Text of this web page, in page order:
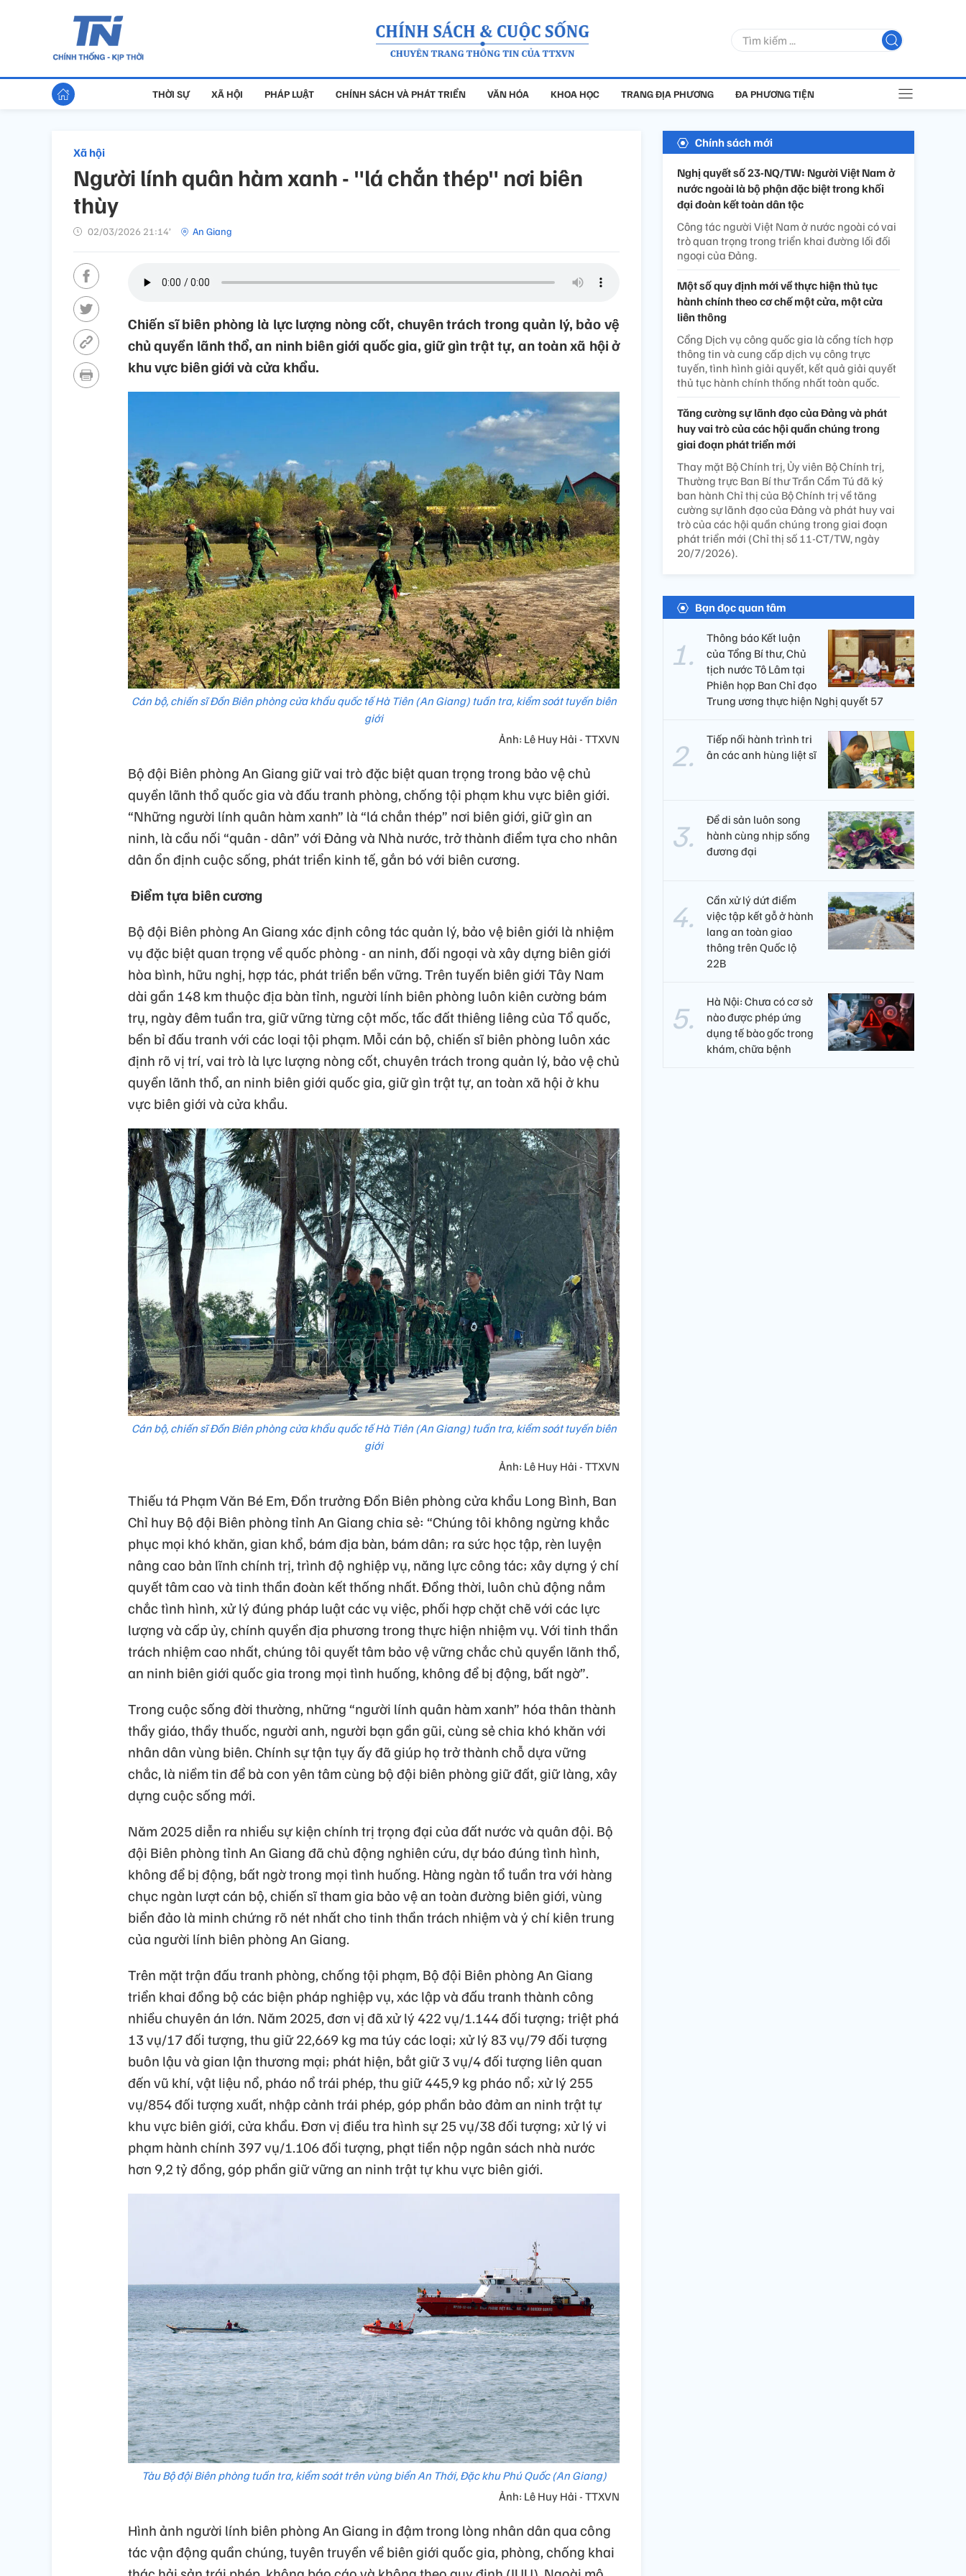
THỜI SỰ XÃ HỘI PHÁP LUẬT CHÍNH SÁCH VÀ PHÁT TRIỂN VĂN HÓA KHOA HỌC TRANG ĐỊA PHƯƠNG ĐA PHƯƠNG TIỆN
Xã hội
Người lính quân hàm xanh - "lá chắn thép" nơi biên
thùy
02/03/2026 21:14’ An Giang
Chiến sĩ biên phòng là lực lượng nòng cốt, chuyên trách trong quản lý, bảo vệ
chủ quyền lãnh thổ, an ninh biên giới quốc gia, giữ gìn trật tự, an toàn xã hội ở
khu vực biên giới và cửa khẩu.
Cán bộ, chiến sĩ Đồn Biên phòng cửa khẩu quốc tế Hà Tiên (An Giang) tuần tra, kiểm soát tuyến biên
giới
Ảnh: Lê Huy Hải - TTXVN
Bộ đội Biên phòng An Giang giữ vai trò đặc biệt quan trọng trong bảo vệ chủ
quyền lãnh thổ quốc gia và đấu tranh phòng, chống tội phạm khu vực biên giới.
“Những người lính quân hàm xanh” là “lá chắn thép” nơi biên giới, giữ gìn an
ninh, là cầu nối “quân - dân” với Đảng và Nhà nước, trở thành điểm tựa cho nhân
dân ổn định cuộc sống, phát triển kinh tế, gắn bó với biên cương.
Điểm tựa biên cương
Bộ đội Biên phòng An Giang xác định công tác quản lý, bảo vệ biên giới là nhiệm
vụ đặc biệt quan trọng về quốc phòng - an ninh, đối ngoại và xây dựng biên giới
hòa bình, hữu nghị, hợp tác, phát triển bền vững. Trên tuyến biên giới Tây Nam
dài gần 148 km thuộc địa bàn tỉnh, người lính biên phòng luôn kiên cường bám
trụ, ngày đêm tuần tra, giữ vững từng cột mốc, tấc đất thiêng liêng của Tổ quốc,
bền bỉ đấu tranh với các loại tội phạm. Mỗi cán bộ, chiến sĩ biên phòng luôn xác
định rõ vị trí, vai trò là lực lượng nòng cốt, chuyên trách trong quản lý, bảo vệ chủ
quyền lãnh thổ, an ninh biên giới quốc gia, giữ gìn trật tự, an toàn xã hội ở khu
vực biên giới và cửa khẩu.
Cán bộ, chiến sĩ Đồn Biên phòng cửa khẩu quốc tế Hà Tiên (An Giang) tuần tra, kiểm soát tuyến biên
giới
Ảnh: Lê Huy Hải - TTXVN
Thiếu tá Phạm Văn Bé Em, Đồn trưởng Đồn Biên phòng cửa khẩu Long Bình, Ban
Chỉ huy Bộ đội Biên phòng tỉnh An Giang chia sẻ: “Chúng tôi không ngừng khắc
phục mọi khó khăn, gian khổ, bám địa bàn, bám dân; ra sức học tập, rèn luyện
nâng cao bản lĩnh chính trị, trình độ nghiệp vụ, năng lực công tác; xây dựng ý chí
quyết tâm cao và tinh thần đoàn kết thống nhất. Đồng thời, luôn chủ động nắm
chắc tình hình, xử lý đúng pháp luật các vụ việc, phối hợp chặt chẽ với các lực
lượng và cấp ủy, chính quyền địa phương trong thực hiện nhiệm vụ. Với tinh thần
trách nhiệm cao nhất, chúng tôi quyết tâm bảo vệ vững chắc chủ quyền lãnh thổ,
an ninh biên giới quốc gia trong mọi tình huống, không để bị động, bất ngờ”.
Trong cuộc sống đời thường, những “người lính quân hàm xanh” hóa thân thành
thầy giáo, thầy thuốc, người anh, người bạn gần gũi, cùng sẻ chia khó khăn với
nhân dân vùng biên. Chính sự tận tụy ấy đã giúp họ trở thành chỗ dựa vững
chắc, là niềm tin để bà con yên tâm cùng bộ đội biên phòng giữ đất, giữ làng, xây
dựng cuộc sống mới.
Năm 2025 diễn ra nhiều sự kiện chính trị trọng đại của đất nước và quân đội. Bộ
đội Biên phòng tỉnh An Giang đã chủ động nghiên cứu, dự báo đúng tình hình,
không để bị động, bất ngờ trong mọi tình huống. Hàng ngàn tổ tuần tra với hàng
chục ngàn lượt cán bộ, chiến sĩ tham gia bảo vệ an toàn đường biên giới, vùng
biển đảo là minh chứng rõ nét nhất cho tinh thần trách nhiệm và ý chí kiên trung
của người lính biên phòng An Giang.
Trên mặt trận đấu tranh phòng, chống tội phạm, Bộ đội Biên phòng An Giang
triển khai đồng bộ các biện pháp nghiệp vụ, xác lập và đấu tranh thành công
nhiều chuyên án lớn. Năm 2025, đơn vị đã xử lý 422 vụ/1.144 đối tượng; triệt phá
13 vụ/17 đối tượng, thu giữ 22,669 kg ma túy các loại; xử lý 83 vụ/79 đối tượng
buôn lậu và gian lận thương mại; phát hiện, bắt giữ 3 vụ/4 đối tượng liên quan
đến vũ khí, vật liệu nổ, pháo nổ trái phép, thu giữ 445,9 kg pháo nổ; xử lý 255
vụ/854 đối tượng xuất, nhập cảnh trái phép, góp phần bảo đảm an ninh trật tự
khu vực biên giới, cửa khẩu. Đơn vị điều tra hình sự 25 vụ/38 đối tượng; xử lý vi
phạm hành chính 397 vụ/1.106 đối tượng, phạt tiền nộp ngân sách nhà nước
hơn 9,2 tỷ đồng, góp phần giữ vững an ninh trật tự khu vực biên giới.
Tàu Bộ đội Biên phòng tuần tra, kiểm soát trên vùng biển An Thới, Đặc khu Phú Quốc (An Giang)
Ảnh: Lê Huy Hải - TTXVN
Hình ảnh người lính biên phòng An Giang in đậm trong lòng nhân dân qua công
tác vận động quần chúng, tuyên truyền về biên giới quốc gia, phòng, chống khai
Chính sách mới
Nghị quyết số 23-NQ/TW: Người Việt Nam ở
nước ngoài là bộ phận đặc biệt trong khối
đại đoàn kết toàn dân tộc
Công tác người Việt Nam ở nước ngoài có vai
trò quan trọng trong triển khai đường lối đối
ngoại của Đảng.
Một số quy định mới về thực hiện thủ tục
hành chính theo cơ chế một cửa, một cửa
liên thông
Cổng Dịch vụ công quốc gia là cổng tích hợp
thông tin và cung cấp dịch vụ công trực
tuyến, tình hình giải quyết, kết quả giải quyết
thủ tục hành chính thống nhất toàn quốc.
Tăng cường sự lãnh đạo của Đảng và phát
huy vai trò của các hội quần chúng trong
giai đoạn phát triển mới
Thay mặt Bộ Chính trị, Ủy viên Bộ Chính trị,
Thường trực Ban Bí thư Trần Cẩm Tú đã ký
ban hành Chỉ thị của Bộ Chính trị về tăng
cường sự lãnh đạo của Đảng và phát huy vai
trò của các hội quần chúng trong giai đoạn
phát triển mới (Chỉ thị số 11-CT/TW, ngày
20/7/2026).
Bạn đọc quan tâm
Thông báo Kết luận
của Tổng Bí thư, Chủ
tịch nước Tô Lâm tại
Phiên họp Ban Chỉ đạo
Trung ương thực hiện Nghị quyết 57
Tiếp nối hành trình tri
ân các anh hùng liệt sĩ
Để di sản luôn song
hành cùng nhịp sống
đương đại
Cần xử lý dứt điểm
việc tập kết gỗ ở hành
lang an toàn giao
thông trên Quốc lộ
22B
Hà Nội: Chưa có cơ sở
nào được phép ứng
dụng tế bào gốc trong
khám, chữa bệnh